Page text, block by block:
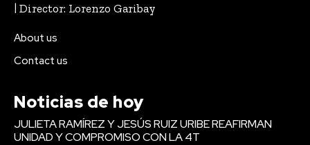
| Director: Lorenzo Garibay
About us
Contact us
Noticias de hoy
JULIETA RAMÍREZ Y JESÚS RUIZ URIBE REAFIRMAN
UNIDAD Y COMPROMISO CON LA 4T